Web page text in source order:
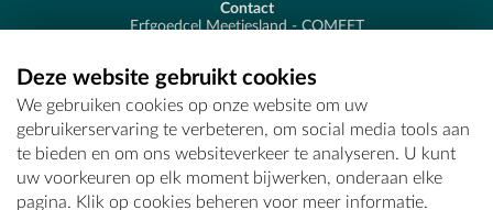
Contact
Erfgoedcel Meetjesland - COMEET
T - 09 373 75 96
E -erfgoedcel@comeet.be
Deze website gebruikt cookies
We gebruiken cookies op onze website om uw
gebruikerservaring te verbeteren, om social media tools aan
te bieden en om ons websiteverkeer te analyseren. U kunt
uw voorkeuren op elk moment bijwerken, onderaan elke
pagina. Klik op cookies beheren voor meer informatie.